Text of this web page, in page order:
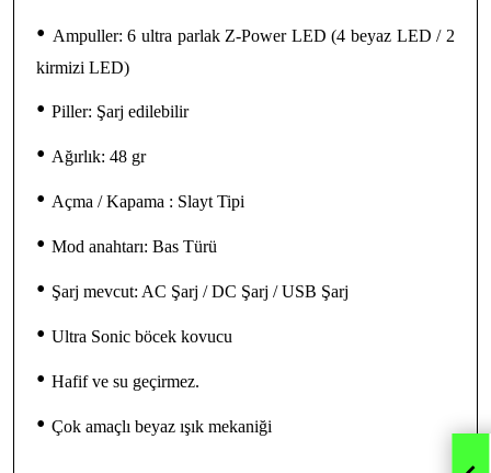
• Ampuller: 6 ultra parlak Z-Power LED (4 beyaz LED / 2
kirmizi LED)
• Piller: Şarj edilebilir
• Ağırlık: 48 gr
• Açma / Kapama : Slayt Tipi
• Mod anahtarı: Bas Türü
• Şarj mevcut: AC Şarj / DC Şarj / USB Şarj
• Ultra Sonic böcek kovucu
• Hafif ve su geçirmez.
• Çok amaçlı beyaz ışık mekaniği